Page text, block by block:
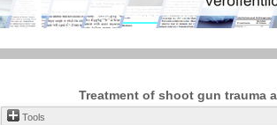
Treatment of shoot gun trauma
Tools